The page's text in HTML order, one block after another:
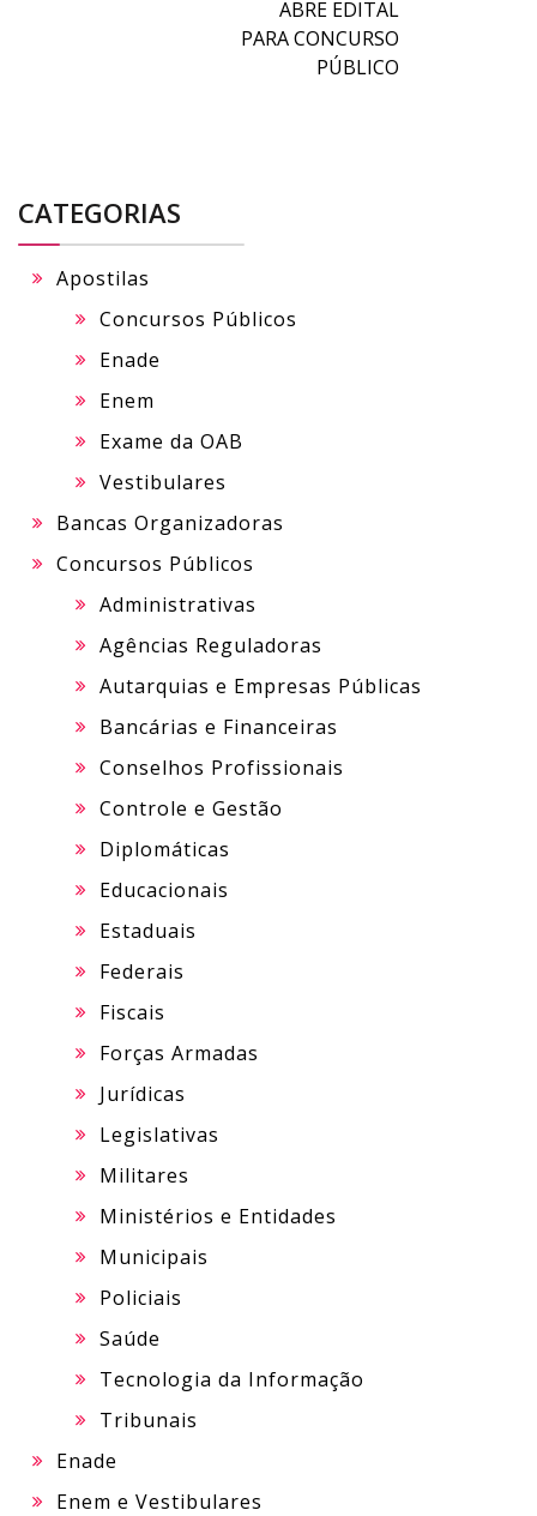
ABRE EDITAL
PARA CONCURSO
PÚBLICO
CATEGORIAS
Apostilas
Concursos Públicos
Enade
Enem
Exame da OAB
Vestibulares
Bancas Organizadoras
Concursos Públicos
Administrativas
Agências Reguladoras
Autarquias e Empresas Públicas
Bancárias e Financeiras
Conselhos Profissionais
Controle e Gestão
Diplomáticas
Educacionais
Estaduais
Federais
Fiscais
Forças Armadas
Jurídicas
Legislativas
Militares
Ministérios e Entidades
Municipais
Policiais
Saúde
Tecnologia da Informação
Tribunais
Enade
Enem e Vestibulares